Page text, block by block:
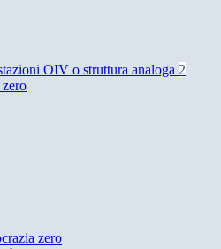
OIV o struttura analoga 2
zero